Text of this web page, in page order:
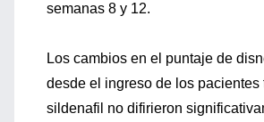
semanas 8 y 12.
Los cambios en el puntaje de
desde el ingreso de los pacientes
sildenafil no difirieron